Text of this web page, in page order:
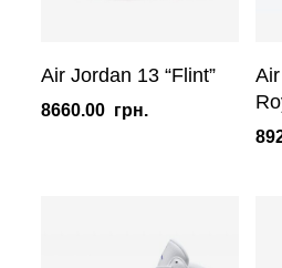
Air Jordan 13 “Flint”
8660.00 грн.